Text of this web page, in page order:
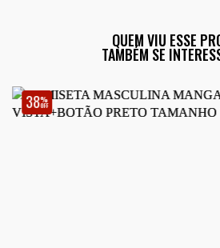
QUEM VIU ESSE
TAMBÉM SE
38%
OFF